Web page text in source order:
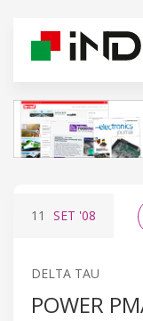
11 SET '08
DELTA TAU
POWER